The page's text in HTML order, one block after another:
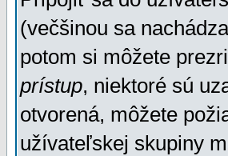
(večšinou sa
potom si môžete
prístup, niektoré sú
otvorená, môžete
užívateľskej skupiny